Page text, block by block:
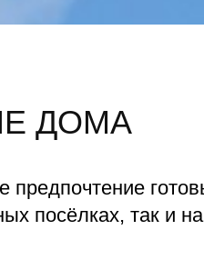
ДОМА
предпочтение
посёлках, так и